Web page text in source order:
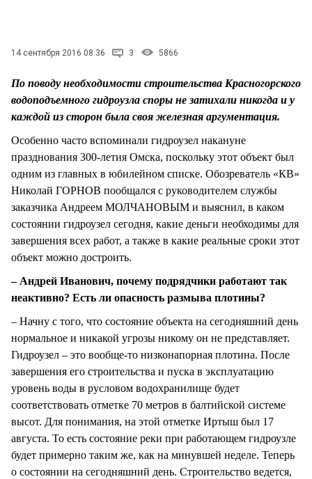
14 сентября 2016 08:36 3 5866
По поводу необходимости строительства Красногорского
водоподъемного гидроузла споры не затихали никогда и у
каждой из сторон была своя железная аргументация.
Особенно часто вспоминали гидроузел накануне
празднования 300-летия Омска, поскольку этот объект был
одним из главных в юбилейном списке. Обозреватель «КВ»
Николай ГОРНОВ пообщался с руководителем службы
заказчика Андреем МОЛЧАНОВЫМ и выяснил, в каком
состоянии гидроузел сегодня, какие деньги необходимы для
завершения всех работ, а также в какие реальные сроки этот
объект можно достроить.
– Андрей Иванович, почему подрядчики работают так
неактивно? Есть ли опасность размыва плотины?
– Начну с того, что состояние объекта на сегодняшний день
нормальное и никакой угрозы никому он не представляет.
Гидроузел – это вообще-то низконапорная плотина. После
завершения его строительства и пуска в эксплуатацию
уровень воды в русловом водохранилище будет
соответствовать отметке 70 метров в балтийской системе
высот. Для понимания, на этой отметке Иртыш был 17
августа. То есть состояние реки при работающем гидроузле
будет примерно таким же, как на минувшей неделе. Теперь
о состоянии на сегодняшний день. Строительство ведется,